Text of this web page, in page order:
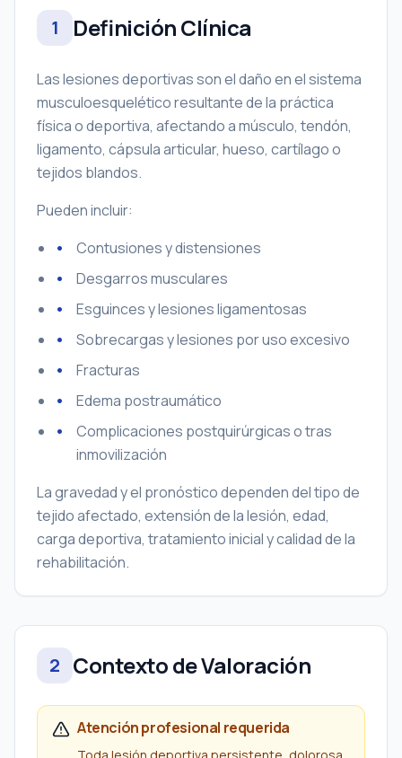
1 Definición Clínica
Las lesiones deportivas son el daño en el sistema
musculoesquelético resultante de la práctica
física o deportiva, afectando a músculo, tendón,
ligamento, cápsula articular, hueso, cartílago o
tejidos blandos.
Pueden incluir:
Contusiones y distensiones
Desgarros musculares
Esguinces y lesiones ligamentosas
Sobrecargas y lesiones por uso excesivo
Fracturas
Edema postraumático
Complicaciones postquirúrgicas o tras
inmovilización
La gravedad y el pronóstico dependen del tipo de
tejido afectado, extensión de la lesión, edad,
carga deportiva, tratamiento inicial y calidad de la
rehabilitación.
2 Contexto de Valoración
Atención profesional requerida